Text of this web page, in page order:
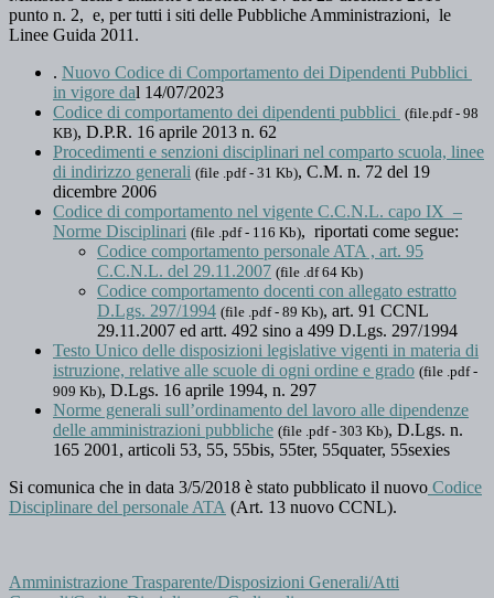
punto n. 2, e, per tutti i siti delle Pubbliche Amministrazioni, le
Linee Guida 2011.
. Nuovo Codice di Comportamento dei Dipendenti Pubblici
in vigore dal 14/07/2023
Codice di comportamento dei dipendenti pubblici (file.pdf - 98
KB), D.P.R. 16 aprile 2013 n. 62
Procedimenti e senzioni disciplinari nel comparto scuola, linee
di indirizzo generali (file .pdf - 31 Kb), C.M. n. 72 del 19
dicembre 2006
Codice di comportamento nel vigente C.C.N.L. capo IX –
Norme Disciplinari (file .pdf - 116 Kb), riportati come segue:
Codice comportamento personale ATA , art. 95
C.C.N.L. del 29.11.2007 (file .df 64 Kb)
Codice comportamento docenti con allegato estratto
D.Lgs. 297/1994 (file .pdf - 89 Kb), art. 91 CCNL
29.11.2007 ed artt. 492 sino a 499 D.Lgs. 297/1994
Testo Unico delle disposizioni legislative vigenti in materia di
istruzione, relative alle scuole di ogni ordine e grado (file .pdf -
909 Kb), D.Lgs. 16 aprile 1994, n. 297
Norme generali sull’ordinamento del lavoro alle dipendenze
delle amministrazioni pubbliche (file .pdf - 303 Kb), D.Lgs. n.
165 2001, articoli 53, 55, 55bis, 55ter, 55quater, 55sexies
Si comunica che in data 3/5/2018 è stato pubblicato il nuovo Codice
Disciplinare del personale ATA (Art. 13 nuovo CCNL).
Amministrazione Trasparente/Disposizioni Generali/Atti